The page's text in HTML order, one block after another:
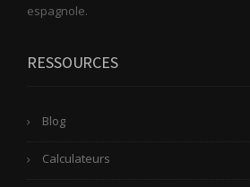
espagnole.
RESSOURCES
Blog
Calculateurs